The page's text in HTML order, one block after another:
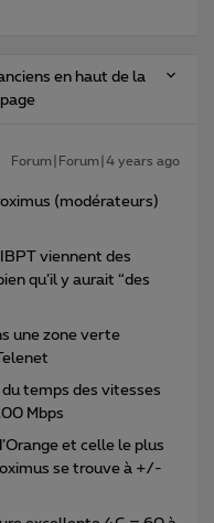
en haut de la
page
Forum|Forum|4 years ago
(modérateurs)
viennent des
qu’il y aurait “des
une zone verte
temps des vitesses
Mbps
et celle le plus
se trouve à +/-